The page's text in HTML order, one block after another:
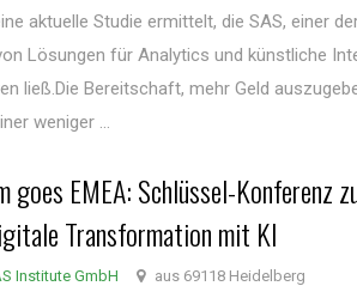
aktuelle Studie ermittelt, die SAS, einer
Lösungen für Analytics und künstliche
ließ.Die Bereitschaft, mehr Geld
weniger ...
goes EMEA: Schlüssel-Konferenz
Transformation mit KI
Institute GmbH aus 69118 Heidelberg